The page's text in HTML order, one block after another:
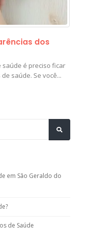
dos
saúde é preciso ficar
saúde. Se você...
em São Geraldo do
de Saúde